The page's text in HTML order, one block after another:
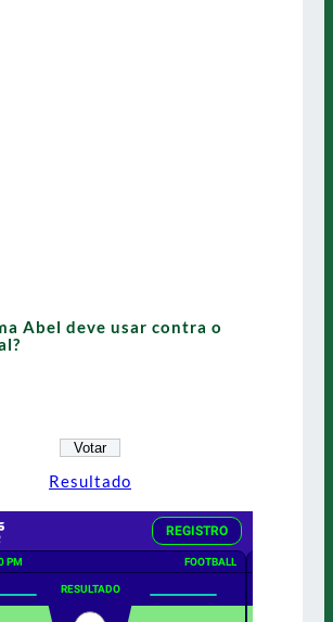
Abel deve usar contra o
Resultado